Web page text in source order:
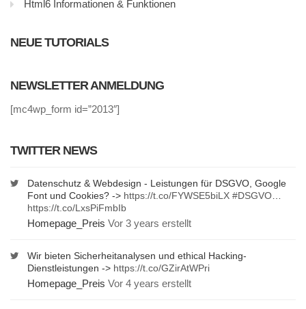
Html6 Informationen & Funktionen
NEUE TUTORIALS
NEWSLETTER ANMELDUNG
[mc4wp_form id=”2013″]
TWITTER NEWS
Datenschutz & Webdesign - Leistungen für DSGVO, Google
Font und Cookies? -> https://t.co/FYWSE5biLX #DSGVO
https://t.co/LxsPiFmbIb
Homepage_Preis Vor 3 years erstellt
Wir bieten Sicherheitanalysen und ethical Hacking-
Dienstleistungen -> https://t.co/GZirAtWPri
Homepage_Preis Vor 4 years erstellt